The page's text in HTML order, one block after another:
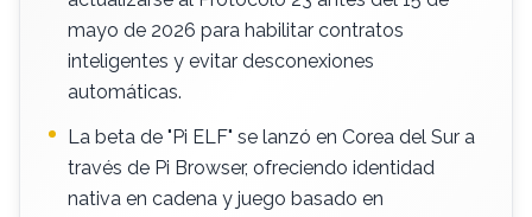
mayo de 2026 para habilitar contratos
inteligentes y evitar desconexiones
automáticas.
La beta de "Pi ELF" se lanzó en Corea del Sur a
través de Pi Browser, ofreciendo identidad
nativa en cadena y juego basado en